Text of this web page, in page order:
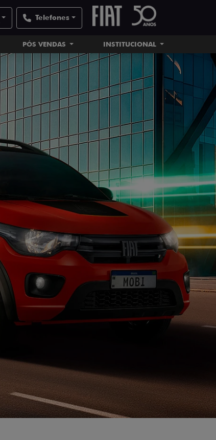
Telefones
PÓS VENDAS INSTITUCIONAL